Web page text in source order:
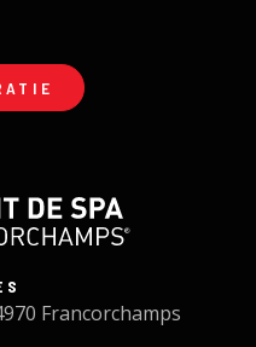
Francorchamps